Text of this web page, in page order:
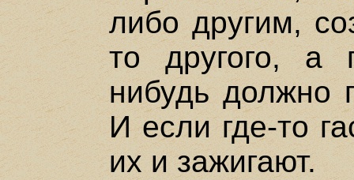
либо другим,
то другого, а
нибудь должно
И если где-то
их и зажигают.